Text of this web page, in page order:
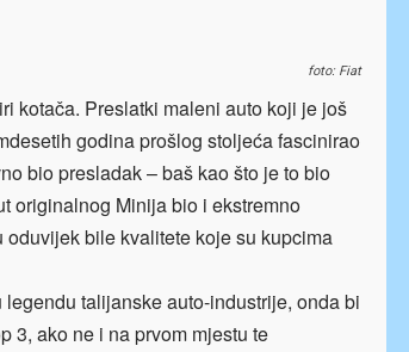
foto: Fiat
kotača. Preslatki maleni auto koji je još
godina prošlog stoljeća fascinirao
bio presladak – baš kao što je to bio
originalnog Minija bio i ekstremno
bile kvalitete koje su kupcima
talijanske auto-industrije, onda bi
3, ako ne i na prvom mjestu te